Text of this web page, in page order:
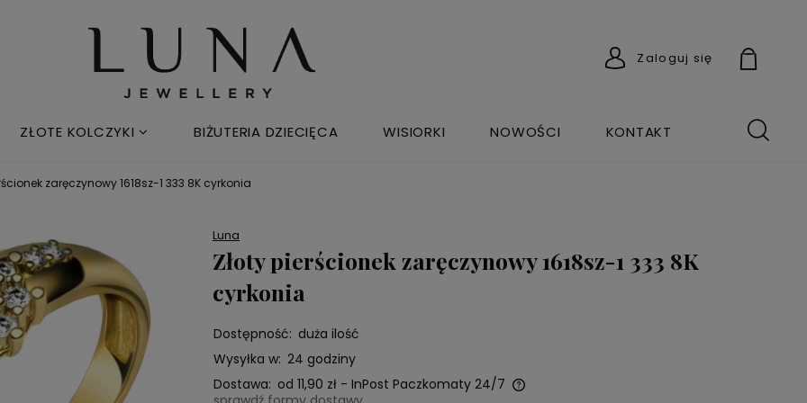
Zaloguj się
ZŁOTE KOLCZYKI BIŻUTERIA DZIECIĘCA WISIORKI NOWOŚCI KONTAKT
zaręczynowy 1618sz-1 333 8K cyrkonia
Luna
Złoty pierścionek zaręczynowy 1618sz-1 333 8K
cyrkonia
Dostępność: duża ilość
Wysyłka w: 24 godziny
Dostawa: od 11,90 zł - InPost Paczkomaty 24/7